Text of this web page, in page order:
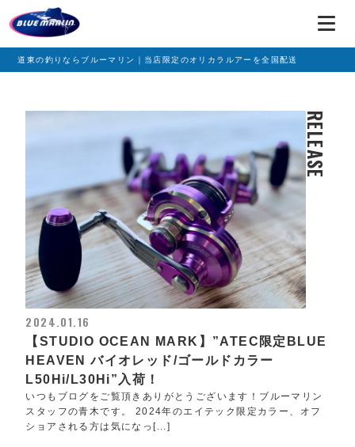
道東の釣りならブルーマリン｜当店限定のオリカラルアーを全国配送
RELEASE
2024.01.16
【STUDIO OCEAN MARK】”ATEC限定BLUE
HEAVEN バイオレッド/ゴールドカラー
L50Hi/L30Hi”入荷！
いつもブログをご覧頂きありがとうございます！ブルーマリン
スタッフの青木です。 2024年のエイテック限定カラー、オフ
ショアされる方は気になっ[...]